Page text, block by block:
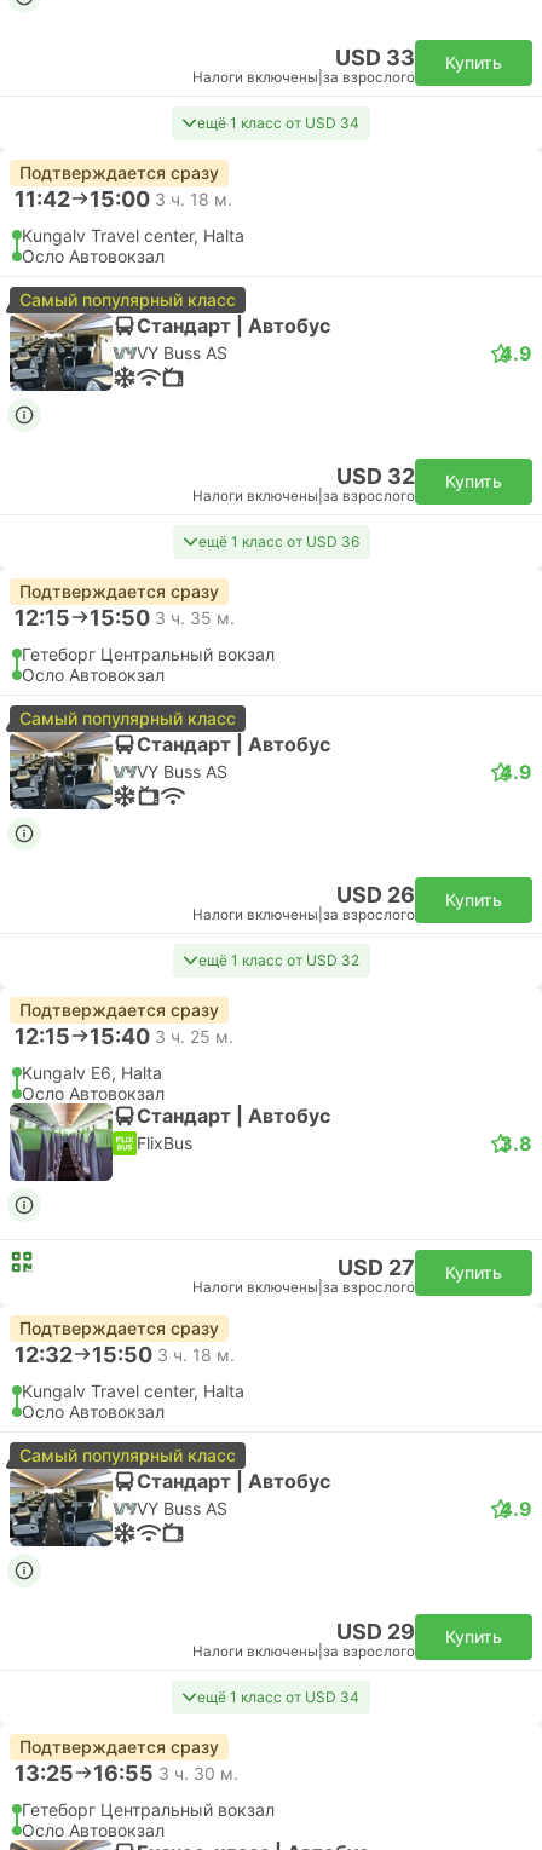
USD 33
Налоги включены за взрослого
Купить
ещё 1 класс от USD 34
Подтверждается сразу
11:42 15:00 3 ч. 18 м.
Kungalv Travel center, Halta
Осло Автовокзал
Самый популярный класс
Стандарт | Автобус
VY Buss AS 4.9
USD 32
Налоги включены за взрослого
Купить
ещё 1 класс от USD 36
Подтверждается сразу
12:15 15:50 3 ч. 35 м.
Гетеборг Центральный вокзал
Осло Автовокзал
Самый популярный класс
Стандарт | Автобус
VY Buss AS 4.9
USD 26
Налоги включены за взрослого
Купить
ещё 1 класс от USD 32
Подтверждается сразу
12:15 15:40 3 ч. 25 м.
Kungalv E6, Halta
Осло Автовокзал
Стандарт | Автобус
FlixBus 3.8
USD 27
Налоги включены за взрослого
Купить
Подтверждается сразу
12:32 15:50 3 ч. 18 м.
Kungalv Travel center, Halta
Осло Автовокзал
Самый популярный класс
Стандарт | Автобус
VY Buss AS 4.9
USD 29
Налоги включены за взрослого
Купить
ещё 1 класс от USD 34
Подтверждается сразу
13:25 16:55 3 ч. 30 м.
Гетеборг Центральный вокзал
Осло Автовокзал